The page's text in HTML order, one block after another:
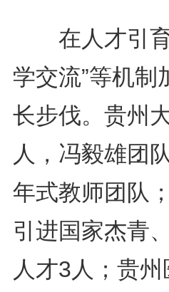
在人才引育
学交流”等机制
长步伐。贵州
人，冯毅雄团
年式教师团队
引进国家杰青
人才3人；贵